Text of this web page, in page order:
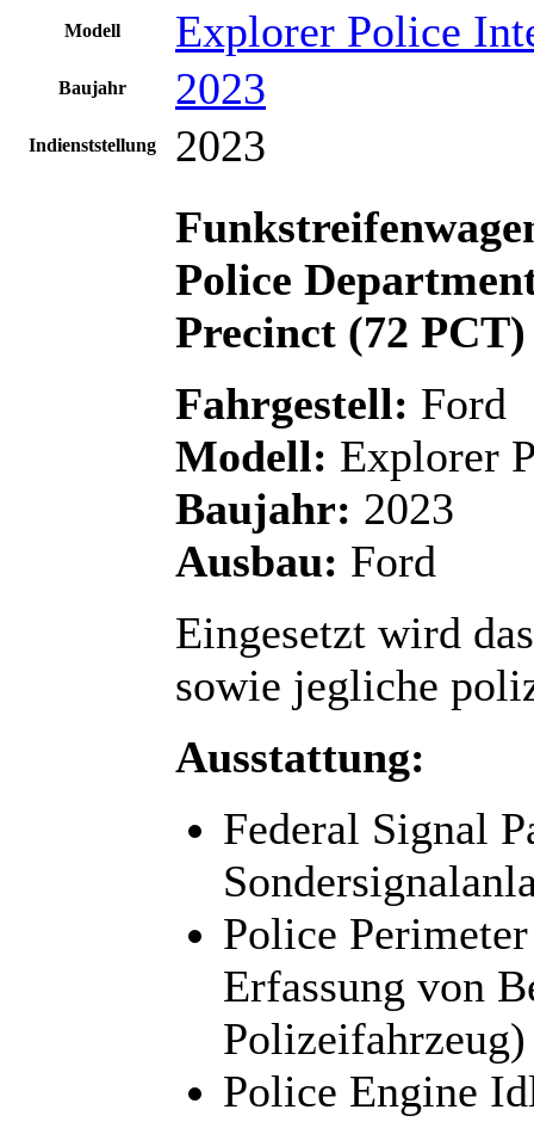
Modell Explorer Police
Baujahr 2023
Indienststellung
2023
Police
Precinct (72
Fahrgestell: Ford
Modell: Explorer
Baujahr: 2023
Ausbau: Ford
Eingesetzt wird
sowie jegliche
Ausstattung:
Federal Signal
Police
Erfassung von
Polizeifahrzeug)
Police Engine